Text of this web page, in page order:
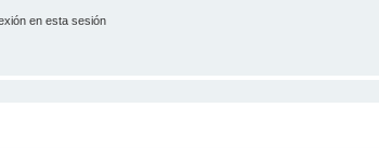
en esta sesión